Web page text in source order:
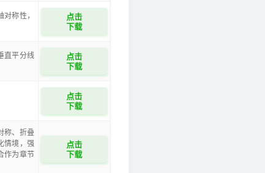
称性，
点击
下载
直平分线
点击
下载
点击
下载
称、折叠
情境，强
作为章节
点击
下载